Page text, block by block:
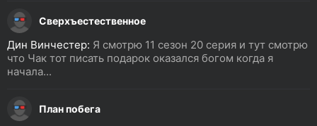
Сверхъестественное
Дин Винчестер: Я смотрю 11 сезон 20 серия и тут смотрю
что Чак тот писать подарок оказался богом когда я
начала...
План побега